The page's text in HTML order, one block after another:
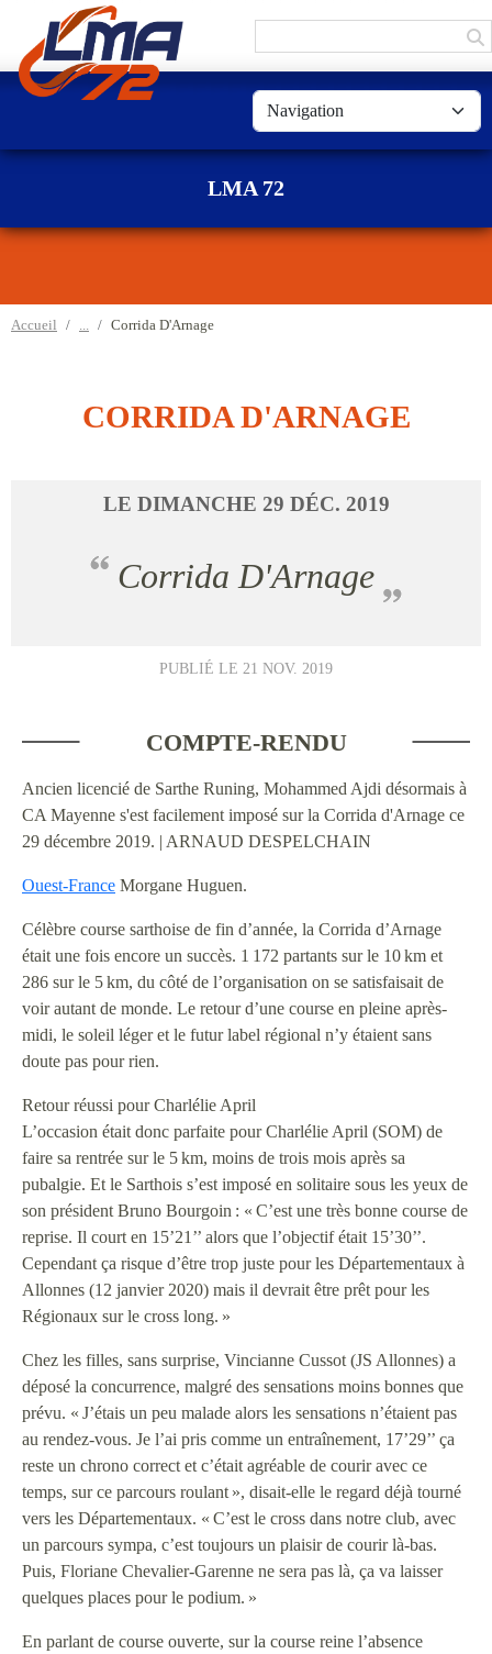
LMA 72
Accueil Corrida D'Arnage
CORRIDA D'ARNAGE
LE DIMANCHE 29 DÉC. 2019
Corrida D'Arnage
PUBLIÉ LE 21 NOV. 2019
COMPTE-RENDU
Ancien licencié de Sarthe Runing, Mohammed Ajdi désormais à
CA Mayenne s'est facilement imposé sur la Corrida d'Arnage ce
29 décembre 2019. | ARNAUD DESPELCHAIN
Ouest-France Morgane Huguen.
Célèbre course sarthoise de fin d’année, la Corrida d’Arnage
était une fois encore un succès. 1 172 partants sur le 10 km et
286 sur le 5 km, du côté de l’organisation on se satisfaisait de
voir autant de monde. Le retour d’une course en pleine après-
midi, le soleil léger et le futur label régional n’y étaient sans
doute pas pour rien.
Retour réussi pour Charlélie April
L’occasion était donc parfaite pour Charlélie April (SOM) de
faire sa rentrée sur le 5 km, moins de trois mois après sa
pubalgie. Et le Sarthois s’est imposé en solitaire sous les yeux de
son président Bruno Bourgoin : « C’est une très bonne course de
reprise. Il court en 15’21’’ alors que l’objectif était 15’30’’.
Cependant ça risque d’être trop juste pour les Départementaux à
Allonnes (12 janvier 2020) mais il devrait être prêt pour les
Régionaux sur le cross long. »
Chez les filles, sans surprise, Vincianne Cussot (JS Allonnes) a
déposé la concurrence, malgré des sensations moins bonnes que
prévu. « J’étais un peu malade alors les sensations n’étaient pas
au rendez-vous. Je l’ai pris comme un entraînement, 17’29’’ ça
reste un chrono correct et c’était agréable de courir avec ce
temps, sur ce parcours roulant », disait-elle le regard déjà tourné
vers les Départementaux. « C’est le cross dans notre club, avec
un parcours sympa, c’est toujours un plaisir de courir là-bas.
Puis, Floriane Chevalier-Garenne ne sera pas là, ça va laisser
quelques places pour le podium. »
En parlant de course ouverte, sur la course reine l’absence
Panneau de gestion des cookies